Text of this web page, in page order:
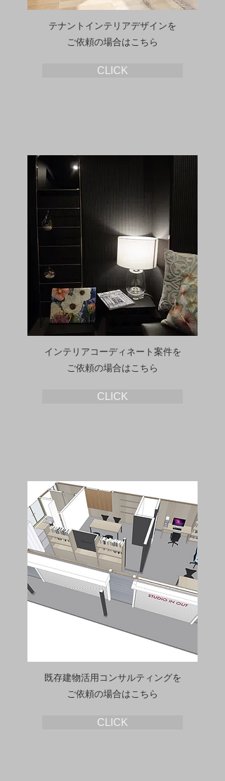
​テナントインテリアデザインを
ご依頼の場合はこちら
CLICK
インテリアコーディネート案件を
ご依頼の場合はこちら
CLICK
既存建物活用コンサルティングを
ご依頼の場合はこちら
CLICK